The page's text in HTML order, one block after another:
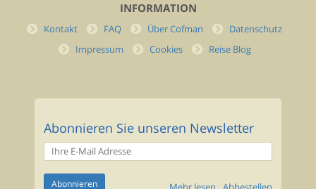
INFORMATION
Kontakt FAQ Über Cofman
Datenschutz
Impressum
Cookies Reise Blog
Abonnieren Sie unseren Newsletter